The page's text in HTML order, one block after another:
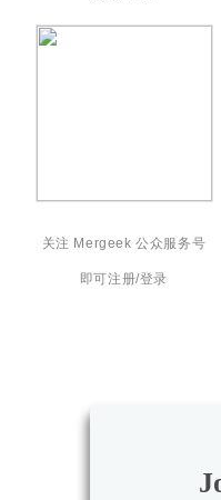
关注 Mergeek 公众服务号
即可注册/登录